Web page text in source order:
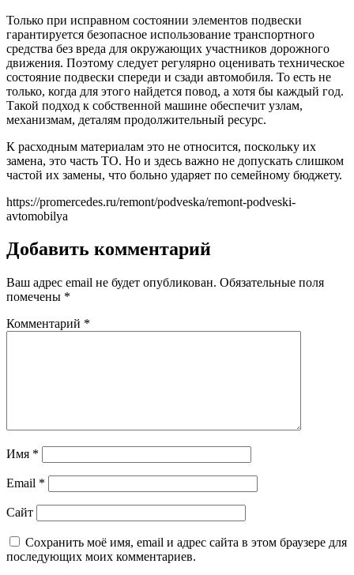
Только при исправном состоянии элементов подвески
гарантируется безопасное использование транспортного
средства без вреда для окружающих участников дорожного
движения. Поэтому следует регулярно оценивать техническое
состояние подвески спереди и сзади автомобиля. То есть не
только, когда для этого найдется повод, а хотя бы каждый год.
Такой подход к собственной машине обеспечит узлам,
механизмам, деталям продолжительный ресурс.
К расходным материалам это не относится, поскольку их
замена, это часть ТО. Но и здесь важно не допускать слишком
частой их замены, что больно ударяет по семейному бюджету.
https://promercedes.ru/remont/podveska/remont-podveski-
avtomobilya
Добавить комментарий
Ваш адрес email не будет опубликован. Обязательные поля
помечены *
Комментарий *
Имя *
Email *
Сайт
Сохранить моё имя, email и адрес сайта в этом браузере для
последующих моих комментариев.